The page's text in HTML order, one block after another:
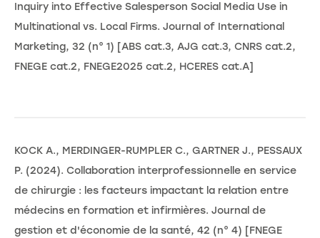
Inquiry into Effective Salesperson Social Media Use in
Multinational vs. Local Firms. Journal of International
Marketing, 32 (n° 1) [ABS cat.3, AJG cat.3, CNRS cat.2,
FNEGE cat.2, FNEGE2025 cat.2, HCERES cat.A]
KOCK A., MERDINGER-RUMPLER C., GARTNER J., PESSAUX
P. (2024). Collaboration interprofessionnelle en service
de chirurgie : les facteurs impactant la relation entre
médecins en formation et infirmières. Journal de
gestion et d'économie de la santé, 42 (n° 4) [FNEGE